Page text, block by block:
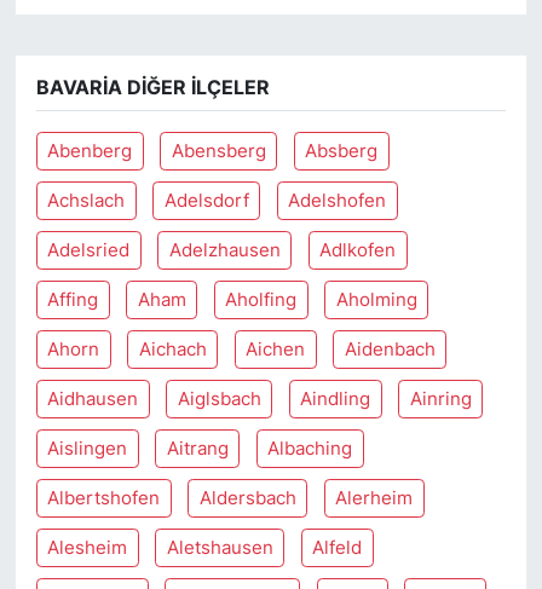
BAVARIA DIĞER İLÇELER
Abenberg Abensberg Absberg
Achslach Adelsdorf Adelshofen
Adelsried Adelzhausen Adlkofen
Affing Aham Aholfing Aholming
Ahorn Aichach Aichen Aidenbach
Aidhausen Aiglsbach Aindling Ainring
Aislingen Aitrang Albaching
Albertshofen Aldersbach Alerheim
Alesheim Aletshausen Alfeld